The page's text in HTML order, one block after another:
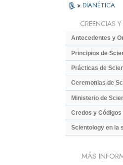
» DIANÉTICA
CREENCIAS
Antecedentes y
Principios de
Prácticas de
Ceremonias de
Ministerio de
Credos y
Scientology en la
MÁS